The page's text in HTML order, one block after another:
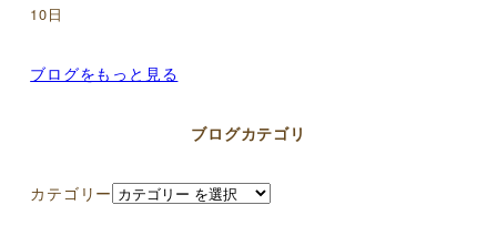
10日
ブログをもっと見る
ブログカテゴリ
カテゴリー